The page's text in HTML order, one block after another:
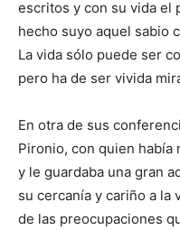
escritos y con su vida el
hecho suyo aquel sabio
La vida sólo puede ser
pero ha de ser vivida
En otra de sus
Pironio, con quien había
y le guardaba una gran
su cercanía y cariño a la
de las preocupaciones